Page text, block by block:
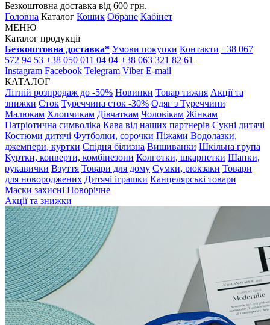
Безкоштовна доставка від 600 грн.
Головна Каталог Кошик Обране Кабінет
МЕНЮ
Каталог продукції
Безкоштовна доставка* Умови покупки Контакти +38 067
572 94 53 +38 050 011 04 04 +38 063 321 82 61
Instagram Facebook Telegram Viber E-mail
КАТАЛОГ
Літній розпродаж до -50% Новинки Товар тижня Акції та
знижки Сток Туреччина сток -30% Одяг з Туреччини
Малюкам Хлопчикам Дівчаткам Чоловікам Жінкам
Патріотична символіка Кава від наших партнерів Сукні дитячі
Костюми дитячі Футболки, сорочки Піжами Водолазки,
джемпери, куртки Спідня білизна Вишиванки Шкільна група
Куртки, конверти, комбінезони Колготки, шкарпетки Шапки,
рукавички Взуття Товари для дому Сумки, рюкзаки Товари
для новороджених Дитячі іграшки Канцелярські товари
Маски захисні Новорічне
Акції та знижки